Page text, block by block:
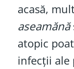
acasă,
aseamănă
atopic
infecții ale